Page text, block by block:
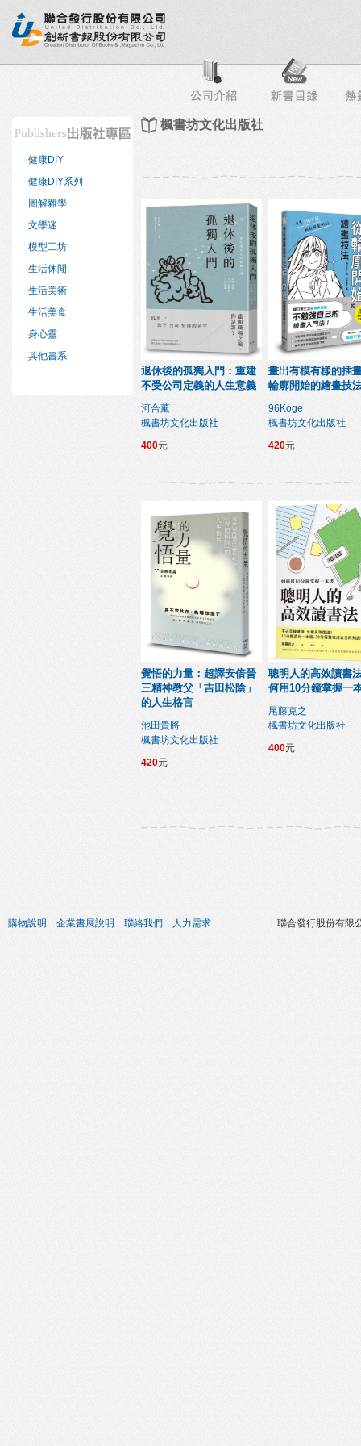
榜 出版社專區 書店專區 目錄下載 會員服務
健康DIY
健康DIY系列
圖解雜學
文學迷
模型工坊
生活休閒
生活美術
生活美食
身心靈
其他書系
楓書坊文化出版社
退休後的孤獨入門：重建
不受公司定義的人生意義
河合薰
楓書坊文化出版社
400元
畫出有模有樣的插
輪廓開始的繪畫技
96Koge
楓書坊文化出版社
420元
覺悟的力量：超譯安倍晉
三精神教父「吉田松陰」
的人生格言
池田貴將
楓書坊文化出版社
420元
聰明人的高效讀書
何用10分鐘掌握一
尾藤克之
楓書坊文化出版社
400元
購物說明 企業書展說明 聯絡我們 人力需求 聯合發行股份有限